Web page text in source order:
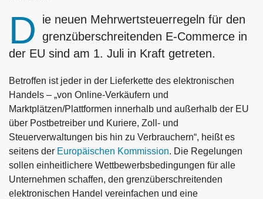
D
ie neuen Mehrwertsteuerregeln für den
grenzüberschreitenden E-Commerce in
der EU sind am 1. Juli in Kraft getreten.
Betroffen ist jeder in der Lieferkette des elektronischen
Handels – „von Online-Verkäufern und
Marktplätzen/Plattformen innerhalb und außerhalb der EU
über Postbetreiber und Kuriere, Zoll- und
Steuerverwaltungen bis hin zu Verbrauchern“, heißt es
seitens der Europäischen Kommission. Die Regelungen
sollen einheitlichere Wettbewerbsbedingungen für alle
Unternehmen schaffen, den grenzüberschreitenden
elektronischen Handel vereinfachen und eine